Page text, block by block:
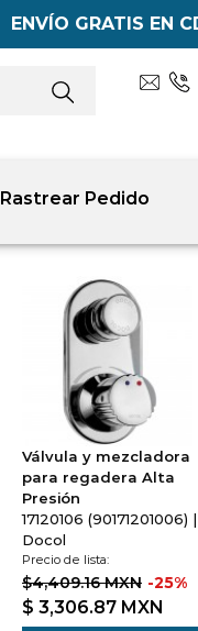
ENVÍO GRATIS EN
Rastrear Pedido
Válvula y mezcladora
para regadera Alta
Presión
17120106 (90171201006) |
Docol
Precio de lista:
$4,409.16 MXN -25%
$ 3,306.87 MXN